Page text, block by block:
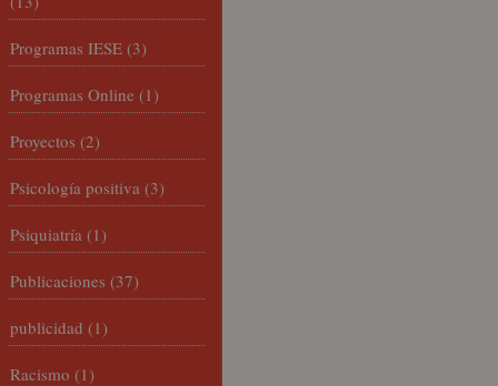
Programas IESE (3)
Programas Online (1)
Proyectos (2)
Psicología positiva (3)
Psiquiatría (1)
Publicaciones (37)
publicidad (1)
Racismo (1)